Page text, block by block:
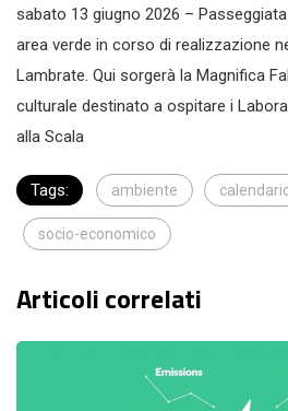
sabato 13 giugno 2026 –
area verde in corso di realizzazione
Lambrate. Qui sorgerà la Magnifica
culturale destinato a ospitare i
alla Scala
Tags: ambiente
socio-economico
Articoli correlati